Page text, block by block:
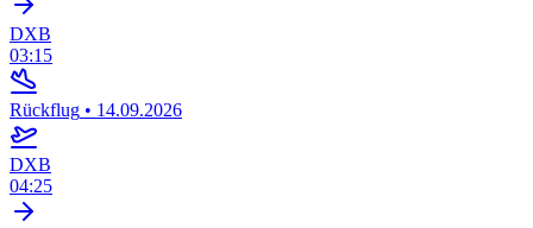
DXB
03:15
Rückflug • 14.09.2026
DXB
04:25